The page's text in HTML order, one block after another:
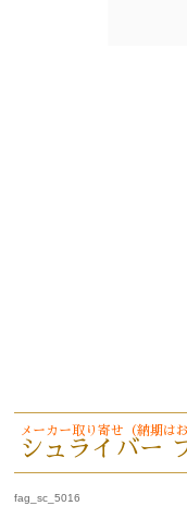
メーカー取り寄せ（納期は
シュライバー
fag_sc_5016